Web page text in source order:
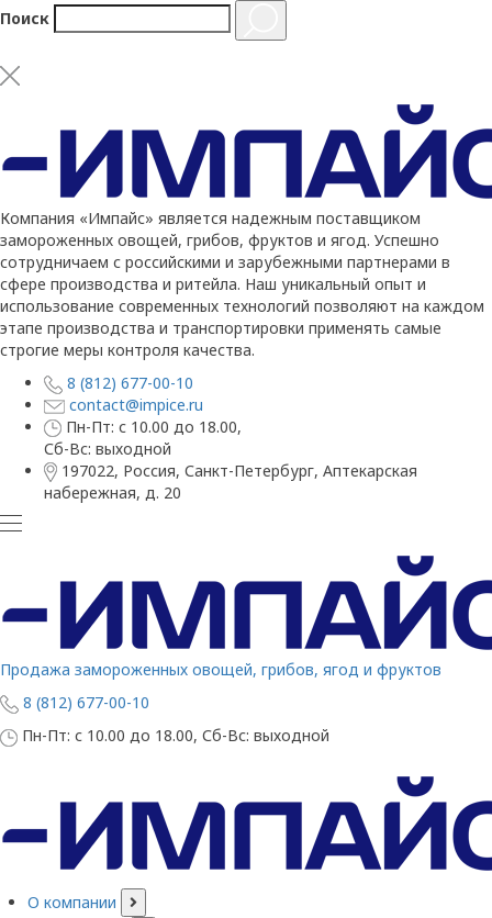
Поиск
Компания «Импайс» является надежным поставщиком
замороженных овощей, грибов, фруктов и ягод. Успешно
сотрудничаем с российскими и зарубежными партнерами в
сфере производства и ритейла. Наш уникальный опыт и
использование современных технологий позволяют на каждом
этапе производства и транспортировки применять самые
строгие меры контроля качества.
8 (812) 677-00-10
contact@impice.ru
Пн-Пт: с 10.00 до 18.00,
Сб-Вс: выходной
197022, Россия, Санкт-Петербург, Аптекарская
набережная, д. 20
Продажа замороженных овощей, грибов, ягод и фруктов
8 (812) 677-00-10
Пн-Пт: с 10.00 до 18.00, Сб-Вс: выходной
О компании